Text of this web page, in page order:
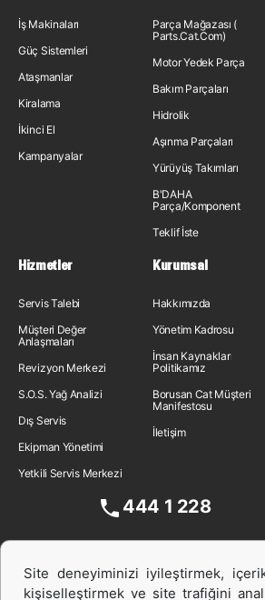
İş Makinaları
Güç Sistemleri
Ataşmanlar
Kiralama
İkinci El
Kampanyalar
Parça Mağazası (
Parts.Cat.Com)
Motor Yedek Parça
Bakım Parçaları
Hidrolik
Aşınma Parçaları
Yürüyüş Takımları
B'DAHA
Parça/Komponent
Teklif İste
Hizmetler
Servis Talebi
Müşteri Değer
Anlaşmaları
Revizyon Merkezi
S.O.S. Yağ Analizi
Dış Servis
Ekipman Yönetimi
Yetkili Servis Merkezi
Kurumsal
Hakkımızda
Yönetim Kadrosu
İnsan Kaynakları
Politikamız
Borusan Cat Müşteri
Manifestosu
İletişim
444 1 228
Site deneyiminizi iyileştirmek,
kişiselleştirmek ve site trafiğini